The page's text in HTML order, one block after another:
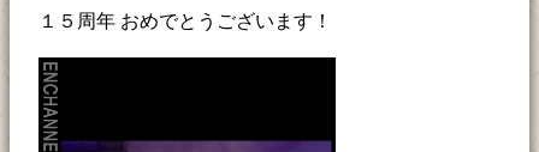
１５周年 おめでとうございます！